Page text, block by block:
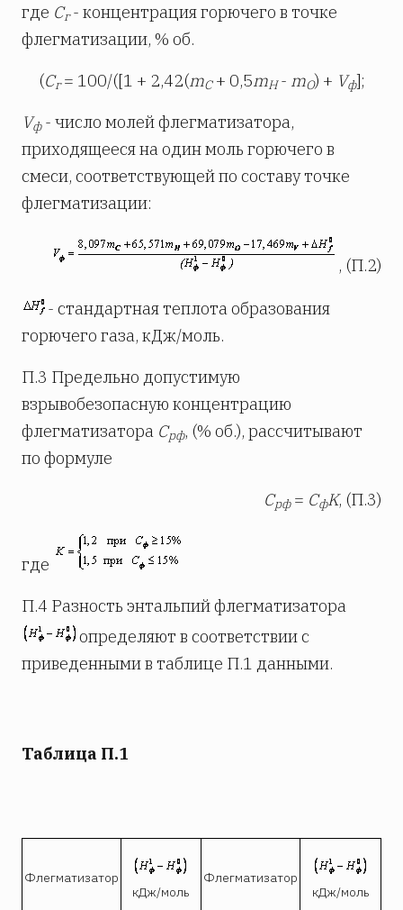
где Сг- концентрация горючего в точке
флегматизации, % об.
(Сг= 100/([1 + 2,42(mC+ 0,5mH- mO) + Vф];
Vф- число молей флегматизатора,
приходящееся на один моль горючего в
смеси, соответствующей по составу точке
флегматизации:
, (П.2)
- стандартная теплота образования
горючего газа, кДж/моль.
П.3 Предельно допустимую
взрывобезопасную концентрацию
флегматизатора Срф, (% об.), рассчитывают
по формуле
Срф= СфK, (П.3)
где
П.4 Разность энтальпий флегматизатора
определяют в соответствии с
приведенными в таблице П.1 данными.
Таблица П.1
Флегматизатор
кДж/моль
Флегматизатор
кДж/моль